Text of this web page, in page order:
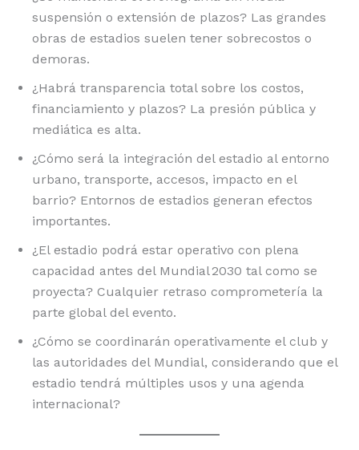
suspensión o extensión de plazos? Las grandes
obras de estadios suelen tener sobrecostos o
demoras.
¿Habrá transparencia total sobre los costos,
financiamiento y plazos? La presión pública y
mediática es alta.
¿Cómo será la integración del estadio al entorno
urbano, transporte, accesos, impacto en el
barrio? Entornos de estadios generan efectos
importantes.
¿El estadio podrá estar operativo con plena
capacidad antes del Mundial 2030 tal como se
proyecta? Cualquier retraso comprometería la
parte global del evento.
¿Cómo se coordinarán operativamente el club y
las autoridades del Mundial, considerando que el
estadio tendrá múltiples usos y una agenda
internacional?